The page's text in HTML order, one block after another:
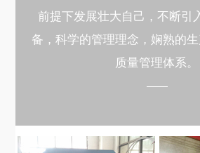
前提下发展壮大自己，不断引
备，科学的管理理念，娴熟的
质量管理体系。